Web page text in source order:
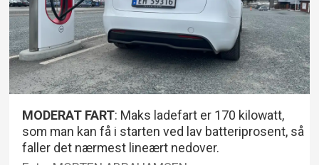
MODERAT FART: Maks ladefart er 170 kilowatt,
som man kan få i starten ved lav batteriprosent, så
faller det nærmest lineært nedover.